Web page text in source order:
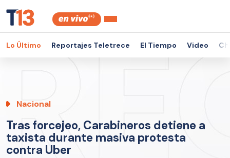
Lo Último Reportajes Teletrece El Tiempo Video
Nacional
Tras forcejeo, Carabineros detiene a
taxista durante masiva protesta
contra Uber